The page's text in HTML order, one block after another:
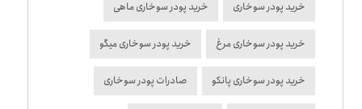
خرید پودر سوخاری خرید پودر سوخاری ماهی
خرید پودر سوخاری مرغ خرید پودر سوخاری میگو
خرید پودر سوخاری پانکو صادرات پودر سوخاری